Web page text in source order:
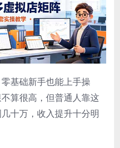
基础新手也能上手操
算很高，但普通人靠这
十万，收入提升十分明